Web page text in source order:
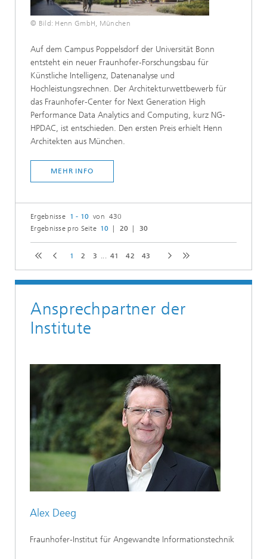
© Bild: Henn GmbH, München
Auf dem Campus Poppelsdorf der Universität Bonn
entsteht ein neuer Fraunhofer-Forschungsbau für
Künstliche Intelligenz, Datenanalyse und
Hochleistungsrechnen. Der Architekturwettbewerb für
das Fraunhofer-Center for Next Generation High
Performance Data Analytics and Computing, kurz NG-
HPDAC, ist entschieden. Den ersten Preis erhielt Henn
Architekten aus München.
MEHR INFO
Ergebnisse 1 - 10 von 430
Ergebnisse pro Seite 10 20 30
1 2 3 ... 41 42 43
Ansprechpartner der
Institute
Alex Deeg
Fraunhofer-Institut für Angewandte Informationstechnik